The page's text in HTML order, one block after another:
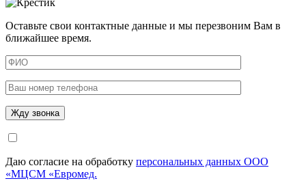
Оставьте свои контактные данные и мы перезвоним Вам в
ближайшее время.
Даю согласие на обработку персональных данных ООО
«МЦСМ «Евромед.